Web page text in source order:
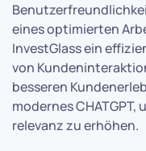
eines optimierten
InvestGlass ein
von
besseren
modernes
relevanz zu erhöhen.